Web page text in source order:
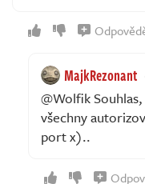
MajkRezonant
@Wolfik
všechny
port x)..